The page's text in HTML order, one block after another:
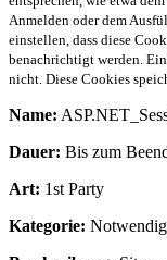
Anmelden oder dem
einstellen, dass diese
benachrichtigt werden.
nicht. Diese Cookies
Name:
Dauer: Bis zum
Art: 1st Party
Kategorie: Notwendig